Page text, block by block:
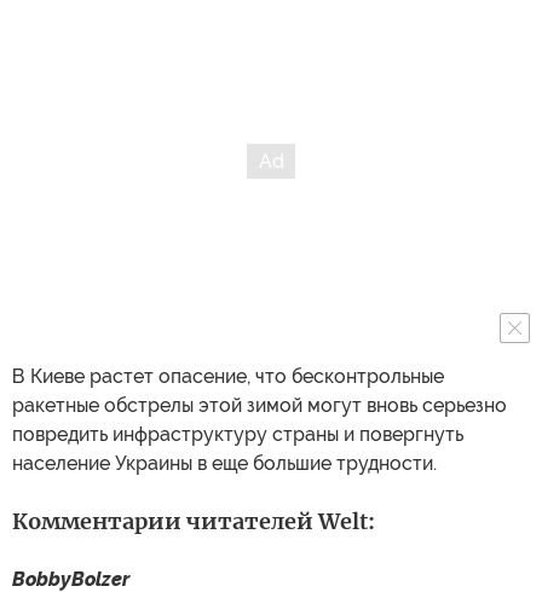
В Киеве растет опасение, что бесконтрольные
ракетные обстрелы этой зимой могут вновь серьезно
повредить инфраструктуру страны и повергнуть
население Украины в еще большие трудности.
Комментарии читателей Welt:
BobbyBolzer